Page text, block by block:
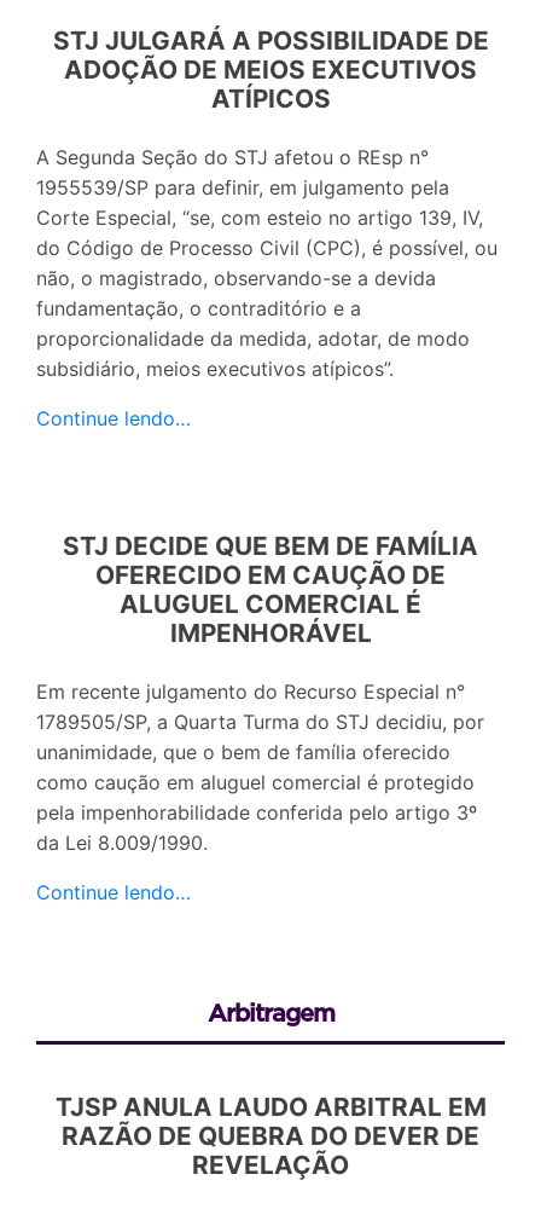
STJ JULGARÁ A POSSIBILIDADE DE
ADOÇÃO DE MEIOS EXECUTIVOS
ATÍPICOS
A Segunda Seção do STJ afetou o REsp n°
1955539/SP para definir, em julgamento pela
Corte Especial, “se, com esteio no artigo 139, IV,
do Código de Processo Civil (CPC), é possível, ou
não, o magistrado, observando-se a devida
fundamentação, o contraditório e a
proporcionalidade da medida, adotar, de modo
subsidiário, meios executivos atípicos”.
Continue lendo…
STJ DECIDE QUE BEM DE FAMÍLIA
OFERECIDO EM CAUÇÃO DE
ALUGUEL COMERCIAL É
IMPENHORÁVEL
Em recente julgamento do Recurso Especial n°
1789505/SP, a Quarta Turma do STJ decidiu, por
unanimidade, que o bem de família oferecido
como caução em aluguel comercial é protegido
pela impenhorabilidade conferida pelo artigo 3º
da Lei 8.009/1990.
Continue lendo…
Arbitragem
TJSP ANULA LAUDO ARBITRAL EM
RAZÃO DE QUEBRA DO DEVER DE
REVELAÇÃO